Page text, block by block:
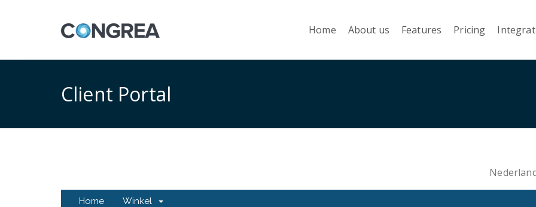
Home About us Features Pricing
Client Portal
Home Winkel